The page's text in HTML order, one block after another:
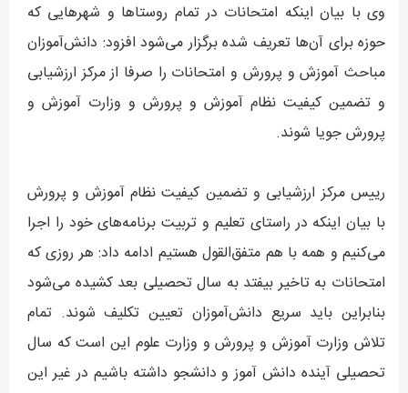
وی با بیان اینکه امتحانات در تمام روستاها و شهرهایی که
حوزه برای آن‌ها تعریف شده برگزار می‌شود افزود: دانش‌آموزان
مباحث آموزش و پرورش و امتحانات را صرفا از مرکز ارزشیابی
و تضمین کیفیت نظام آموزش و پرورش و وزارت آموزش و
پرورش جویا شوند.
رییس مرکز ارزشیابی و تضمین کیفیت نظام آموزش و پرورش
با بیان اینکه در راستای تعلیم و تربیت برنامه‌های خود را اجرا
می‌کنیم و همه با هم متفق‌القول هستیم ادامه داد: هر روزی که
امتحانات به تاخیر بیفتد به سال تحصیلی بعد کشیده می‌شود
بنابراین باید سریع دانش‌آموزان تعیین تکلیف شوند. تمام
تلاش وزارت آموزش و پرورش و وزارت علوم این است که سال
تحصیلی آینده دانش آموز و دانشجو داشته باشیم در غیر این